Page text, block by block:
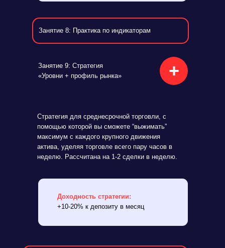
Занятие 8: Практика по индикаторам
Занятие 9: Стратегия
«Уровни + профиль рынка»
+
Стратегия для среднесрочной торговли, с
помощью которой вы сможете “выжимать”
максимум с каждого крупного движения
актива, уделяя торговле всего пару часов в
неделю. Рассчитана на 1-2 сделки в неделю.
Доходность стратегии:
+10-20% к депозиту в месяц